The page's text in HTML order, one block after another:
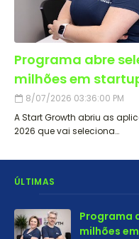
Programa abre
milhões em
8/07/2026 03:36:00 PM
A Start Growth abriu as
2026 que vai seleciona…
ÚLTIMAS
Programa
milhões